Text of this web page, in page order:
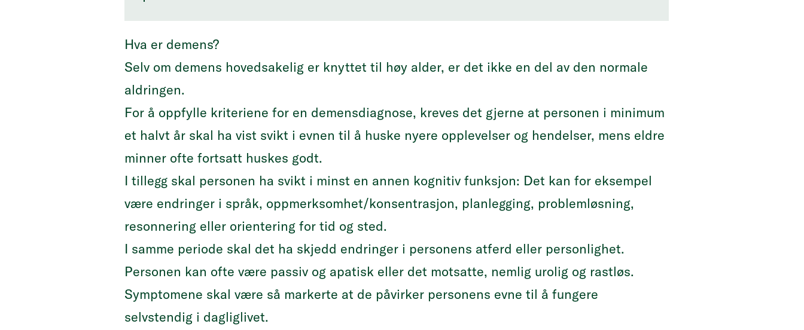
Hva er demens?
Selv om demens hovedsakelig er knyttet til høy alder, er det ikke en del av den normale
aldringen.
For å oppfylle kriteriene for en demensdiagnose, kreves det gjerne at personen i minimum
et halvt år skal ha vist svikt i evnen til å huske nyere opplevelser og hendelser, mens eldre
minner ofte fortsatt huskes godt.
I tillegg skal personen ha svikt i minst en annen kognitiv funksjon: Det kan for eksempel
være endringer i språk, oppmerksomhet/konsentrasjon, planlegging, problemløsning,
resonnering eller orientering for tid og sted.
I samme periode skal det ha skjedd endringer i personens atferd eller personlighet.
Personen kan ofte være passiv og apatisk eller det motsatte, nemlig urolig og rastløs.
Symptomene skal være så markerte at de påvirker personens evne til å fungere
selvstendig i dagliglivet.